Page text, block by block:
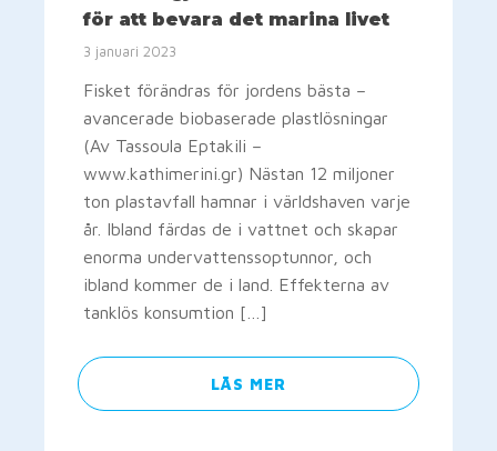
för att bevara det marina livet
3 januari 2023
Fisket förändras för jordens bästa –
avancerade biobaserade plastlösningar
(Av Tassoula Eptakili –
www.kathimerini.gr) Nästan 12 miljoner
ton plastavfall hamnar i världshaven varje
år. Ibland färdas de i vattnet och skapar
enorma undervattenssoptunnor, och
ibland kommer de i land. Effekterna av
tanklös konsumtion […]
LÄS MER